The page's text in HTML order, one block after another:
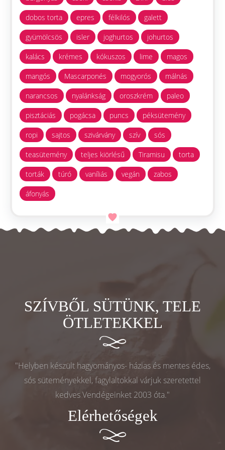
dobos torta epres félkilós galett
gyümölcsös isler joghurtos johurtos
kalács krémes kókuszos lime magos
mangós Mascarponés mogyorós málnás
narancsos nyalánkság oroszkrém paleo
pisztáciás pogácsa puncs péksütemény
ropi sajtos szivárvány szív sós
teasütemény teljes kiörlésű Tiramisu torta
torták túró vaníliás vegán zabos
áfonyás
SZÍVBŐL SÜTÜNK, TELE
ÖTLETEKKEL
"Helyben készült hagyományos- házias és mentes édes,
sós süteményekkel, fagylaltokkal várjuk szeretettel
kedves Vendégeinket 2003 óta."
Elérhetőségek